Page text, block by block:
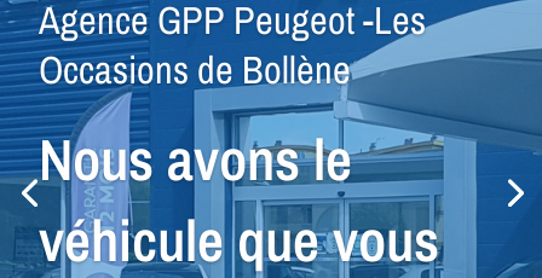
Agence VSP Occasions -Les
Occasions de Bollène
Petit Budget ou
Spécial Utilitaire,